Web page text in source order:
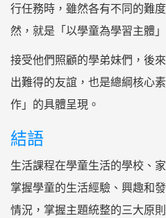
行任務時，雖然各有不同的難
然，就是「以學童為學習主體
接受他們照顧的學弟妹們，後
出難得的友誼，也是總綱核心
作」的具體呈現。
結語
生活課程在學童生活的學校、
掌握學童的生活經驗、興趣和
情況，掌握主題統整的三大原